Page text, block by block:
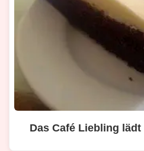
Das Café Liebling